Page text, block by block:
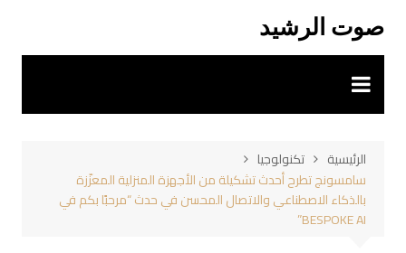
المحتوى
صوت الرشيد
الرئيسية
تكنولوجيا
سامسونج تطرح أحدث تشكيلة من الأجهزة المنزلية المعزّزة
بالذكاء الاصطناعي والاتصال المحسن في حدث “مرحبًا بكم في
BESPOKE AI”